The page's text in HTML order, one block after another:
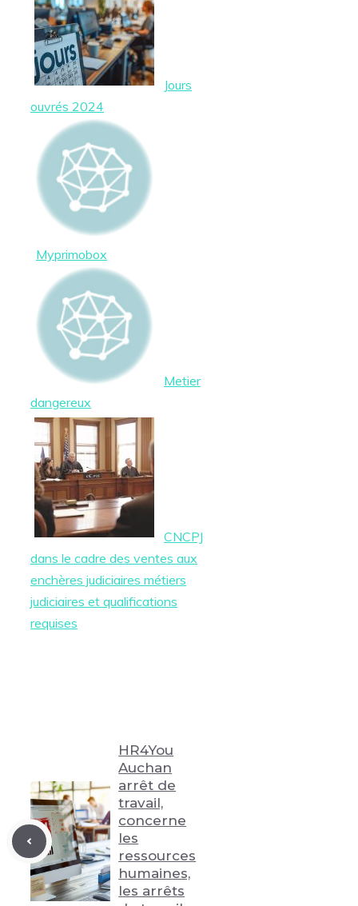
Jours
ouvrés 2024
Myprimobox
Metier
dangereux
CNCPJ
dans le cadre des ventes aux
enchères judiciaires métiers
judiciaires et qualifications
requises
HR4You
Auchan
arrêt de
travail,
concerne
les
ressources
humaines,
les arrêts